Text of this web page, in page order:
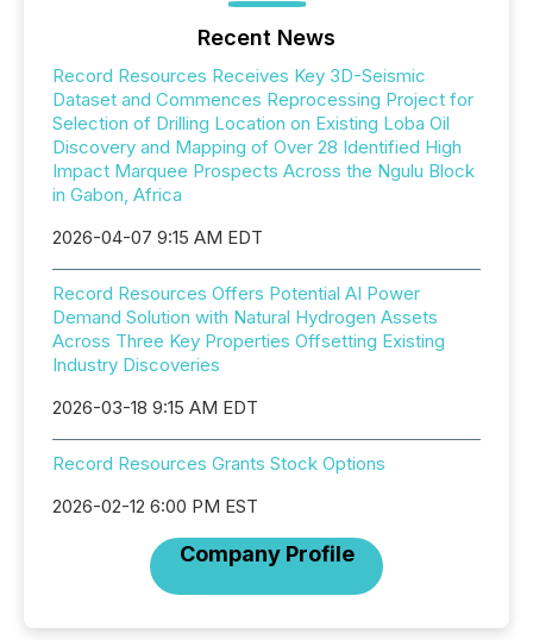
Recent News
Record Resources Receives Key 3D-Seismic
Dataset and Commences Reprocessing Project for
Selection of Drilling Location on Existing Loba Oil
Discovery and Mapping of Over 28 Identified High
Impact Marquee Prospects Across the Ngulu Block
in Gabon, Africa
2026-04-07 9:15 AM EDT
Record Resources Offers Potential AI Power
Demand Solution with Natural Hydrogen Assets
Across Three Key Properties Offsetting Existing
Industry Discoveries
2026-03-18 9:15 AM EDT
Record Resources Grants Stock Options
2026-02-12 6:00 PM EST
Company Profile